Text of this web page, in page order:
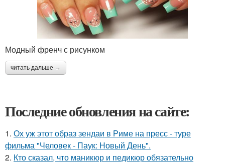
Модный френч с рисунком
читать дальше →
Последние обновления на сайте:
1. Ох уж этот образ зендаи в Риме на пресс - туре
фильма "Человек - Паук: Новый День".
2. Кто сказал, что маникюр и педикюр обязательно